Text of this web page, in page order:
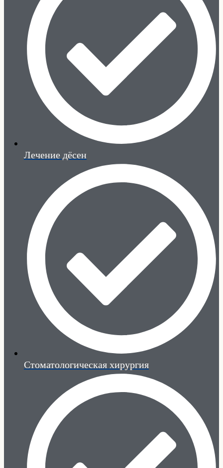
Лечение дёсен
Стоматологическая хирургия